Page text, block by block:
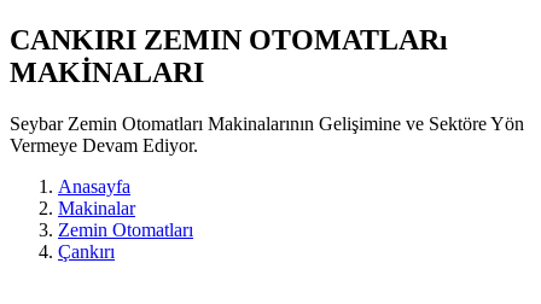
CANKIRI ZEMIN OTOMATLARı
MAKİNALARI
Seybar Zemin Otomatları Makinalarının Gelişimine ve Sektöre Yön
Vermeye Devam Ediyor.
Anasayfa
Makinalar
Zemin Otomatları
Çankırı